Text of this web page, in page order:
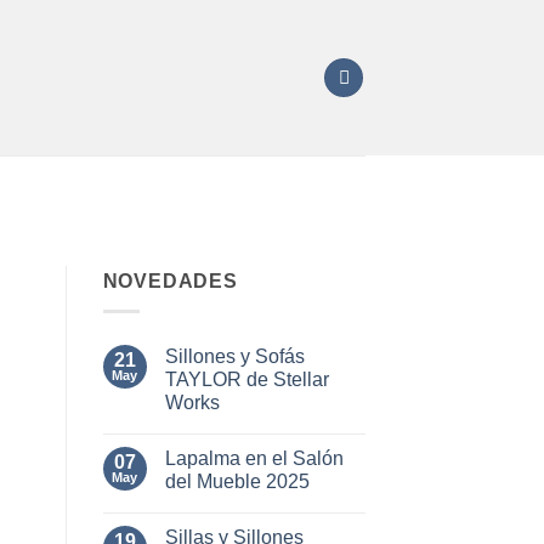
NOVEDADES
21
May
Sillones y Sofás
TAYLOR de Stellar
Works
comentarios
en
Sillones
TAYLOR
07
May
Lapalma en el Salón
del Mueble 2025
comentarios
Sillas y Sillones